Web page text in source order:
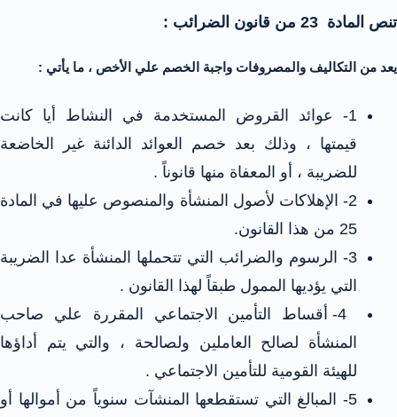
تنص المادة 23 من قانون الضرائب :
يعد من التكاليف والمصروفات واجبة الخصم علي الأخص ، ما يأتي :
1- عوائد القروض المستخدمة في النشاط أيا كانت
قيمتها ، وذلك بعد خصم العوائد الدائنة غير الخاضعة
للضريبة ، أو المعفاة منها قانوناً .
2- الإهلاكات لأصول المنشأة والمنصوص عليها في المادة
25 من هذا القانون.
3- الرسوم والضرائب التي تتحملها المنشأة عدا الضريبة
التي يؤديها الممول طبقاً لهذا القانون .
4- أقساط التأمين الاجتماعي المقررة علي صاحب
المنشأة لصالح العاملين ولصالحة ، والتي يتم أداؤها
للهيئة القومية للتأمين الاجتماعي .
5- المبالغ التي تستقطعها المنشآت سنوياً من أموالها أو